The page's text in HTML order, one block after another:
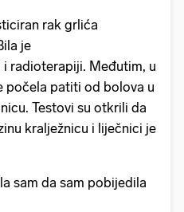
rak grlića
je
radioterapiji. Međutim, u
počela patiti od bolova u
Testovi su otkrili da
kralježnicu i liječnici je
sam da sam pobijedila